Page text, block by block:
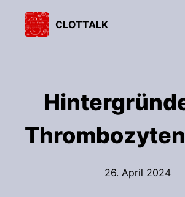
CLOTTALK
26. April 2024